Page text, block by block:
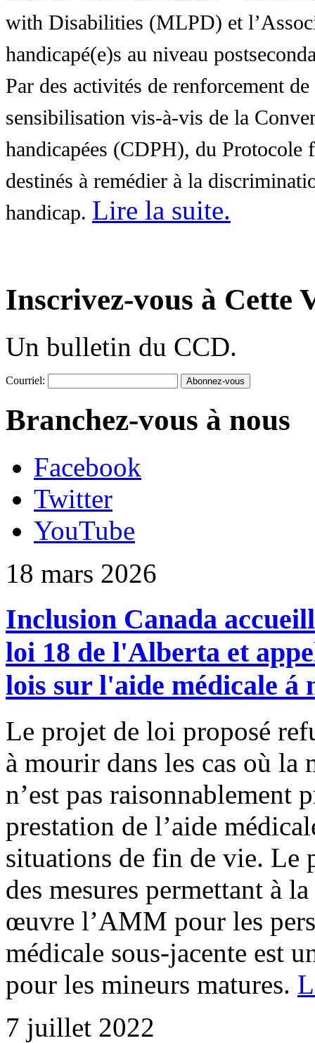
with Disabilities (MLPD) et
handicapé(e)s au niveau
Par des activités de renforcement
sensibilisation vis-à-vis de la
handicapées (CDPH), du Protocole
destinés à remédier à la
handicap. Lire la suite.
Inscrivez-vous à Cette
Un bulletin du CCD.
Courriel:
Branchez-vous à nous
Facebook
Twitter
YouTube
18 mars 2026
Inclusion Canada
loi 18 de l'Alberta et
lois sur l'aide médicale á
Le projet de loi proposé
à mourir dans les cas où la
n’est pas
prestation de l’aide
situations de fin de vie. Le
des mesures permettant à
œuvre l’AMM pour les
médicale sous-jacente est
pour les mineurs matures.
7 juillet 2022